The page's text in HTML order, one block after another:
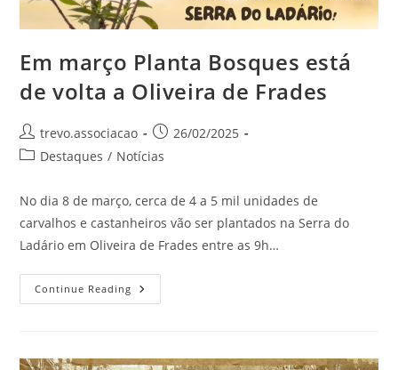
Em março Planta Bosques está
de volta a Oliveira de Frades
trevo.associacao
26/02/2025
Destaques / Notícias
No dia 8 de março, cerca de 4 a 5 mil unidades de
carvalhos e castanheiros vão ser plantados na Serra do
Ladário em Oliveira de Frades entre as 9h…
Continue Reading